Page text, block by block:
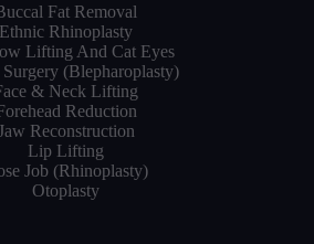
Fat Removal
Ethnic Rhinoplasty
Lifting And Cat Eyes
(Blepharoplasty)
& Neck Lifting
Reduction
Reconstruction
Lip Lifting
Job (Rhinoplasty)
Otoplasty